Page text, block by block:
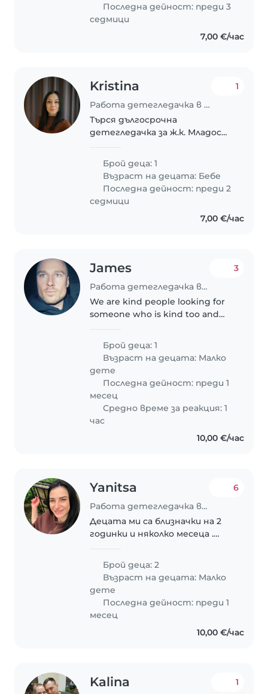
домашна работа. Готови сме
да..
Последна дейност: преди 3
седмици
7,00 €/час
Kristina
Работа детегледачка в Варна
1
Търся дългосрочна
детегледачка за ж.к. Младост.
години и бебе на 10 месеца.
През лятото грижата ще е и
за двете деца, а от
септември големият започва
училище..
Брой деца: 1
Възраст на децата: Бебе
Последна дейност: преди 2
седмици
7,00 €/час
James
Работа детегледачка в Варна
3
We are kind people looking for
someone who is kind too and
Брой деца: 1
Възраст на децата: Малко
дете
Последна дейност: преди 1
месец
Средно време за реакция: 1
час
10,00 €/час
Yanitsa
Работа детегледачка в Варна
6
Децата ми са близначки на 2
годинки и няколко месеца .
грижа за тях , за това искам
помощ . Търся детегледачка
да ме отменя в дните ,
когато баща им трябва..
Брой деца: 2
Възраст на децата: Малко
дете
Последна дейност: преди 1
месец
10,00 €/час
Kalina 1